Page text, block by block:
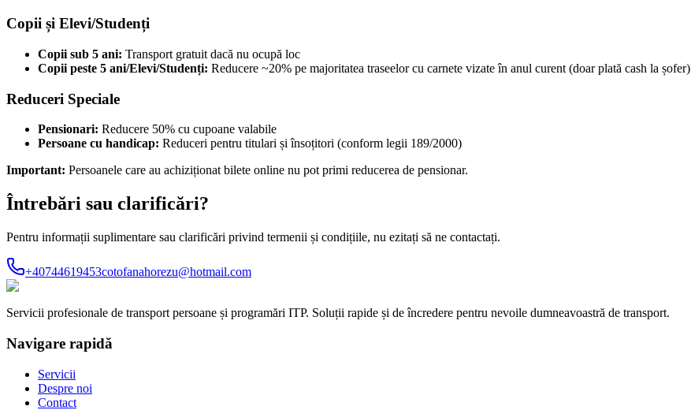
Copii și Elevi/Studenți
Copii sub 5 ani: Transport gratuit dacă nu ocupă loc
Copii peste 5 ani/Elevi/Studenți: Reducere ~20% pe majoritatea traseelor cu carnete vizate în anul curent (doar plată cash la șofer)
Reduceri Speciale
Pensionari: Reducere 50% cu cupoane valabile
Persoane cu handicap: Reduceri pentru titulari și însoțitori (conform legii 189/2000)
Important: Persoanele care au achiziționat bilete online nu pot primi reducerea de pensionar.
Întrebări sau clarificări?
Pentru informații suplimentare sau clarificări privind termenii și condițiile, nu ezitați să ne contactați.
+40744619453cotofanahorezu@hotmail.com
Servicii profesionale de transport persoane și programări ITP. Soluții rapide și de încredere pentru nevoile dumneavoastră de transport.
Navigare rapidă
Servicii
Despre noi
Contact